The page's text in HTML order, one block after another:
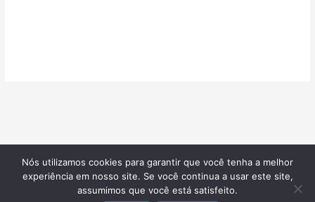
Confeitarias de Sucesso
| Todos os direitos reservados |
Desenvolvido porBlotzads Network
Nós utilizamos cookies para garantir que você tenha a melhor
experiência em nosso site. Se você continua a usar este site,
assumimos que você está satisfeito.